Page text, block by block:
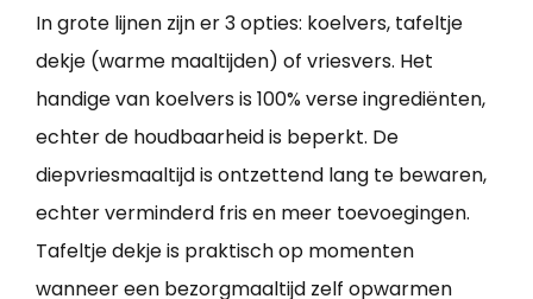
In grote lijnen zijn er 3 opties: koelvers, tafeltje
dekje (warme maaltijden) of vriesvers. Het
handige van koelvers is 100% verse ingrediënten,
echter de houdbaarheid is beperkt. De
diepvriesmaaltijd is ontzettend lang te bewaren,
echter verminderd fris en meer toevoegingen.
Tafeltje dekje is praktisch op momenten
wanneer een bezorgmaaltijd zelf opwarmen